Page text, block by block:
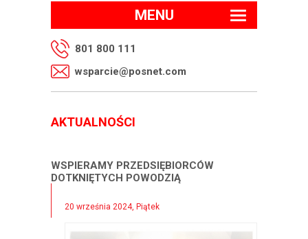
MENU
801 800 111
wsparcie@posnet.com
AKTUALNOŚCI
WSPIERAMY PRZEDSIĘBIORCÓW
DOTKNIĘTYCH POWODZIĄ
20 września 2024, Piątek